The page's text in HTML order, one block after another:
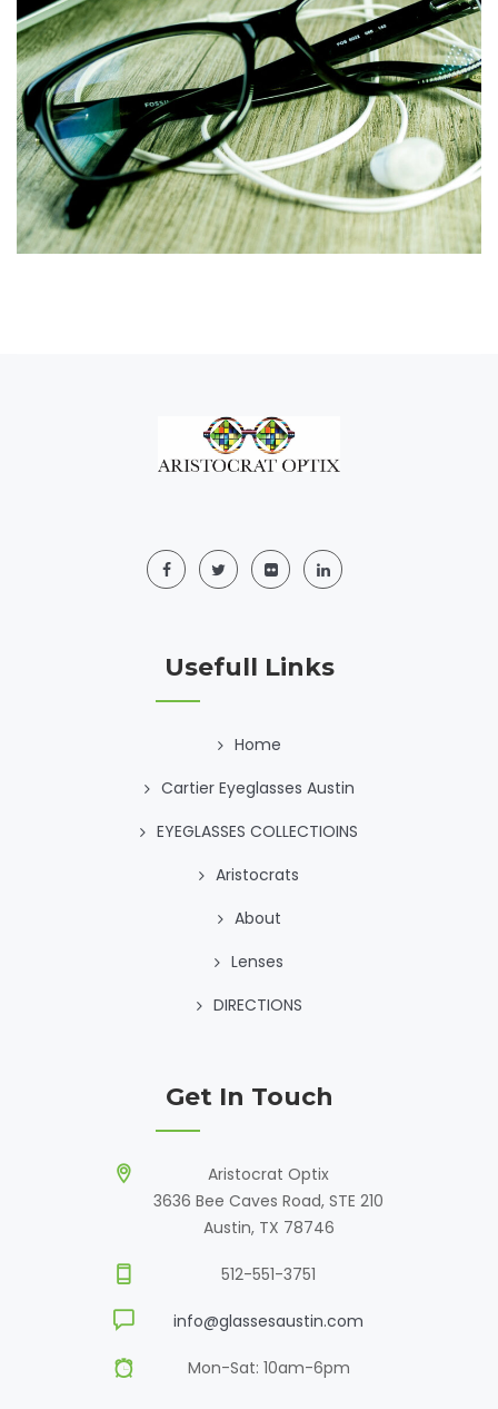
Usefull Links
Home
Cartier Eyeglasses Austin
EYEGLASSES COLLECTIOINS
Aristocrats
About
Lenses
DIRECTIONS
Get In Touch
Aristocrat Optix
3636 Bee Caves Road, STE 210
Austin, TX 78746
512-551-3751
info@glassesaustin.com
Mon-Sat: 10am-6pm